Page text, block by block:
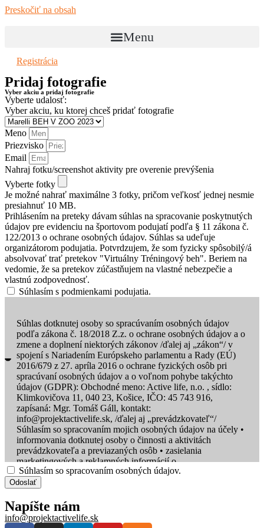
Preskočiť na obsah
Menu
Registrácia
Pridaj fotografie
Vyber akciu a pridaj fotografie
Vyberte udalosť:
Vyber akciu, ku ktorej chceš pridať fotografie
Meno
Priezvisko
Email
Nahraj fotku/screenshot aktivity pre overenie prevýšenia
Vyberte fotky
Je možné nahrať maximálne 3 fotky, pričom veľkosť jednej nesmie
presiahnuť 10 MB.
Prihlásením na preteky dávam súhlas na spracovanie poskytnutých
údajov pre evidenciu na športovom podujatí podľa § 11 zákona č.
122/2013 o ochrane osobných údajov. Súhlas sa udeľuje
organizátorom podujatia. Potvrdzujem, že som fyzicky spôsobilý/á
absolvovať trať pretekov "Virtuálny Tréningový beh". Beriem na
vedomie, že sa pretekov zúčastňujem na vlastné nebezpečie a
vlastnú zodpovednosť.
Súhlasím s podmienkami podujatia.
Súhlas dotknutej osoby so spracúvaním osobných údajov
podľa zákona č. 18/2018 Z.z. o ochrane osobných údajov a o
zmene a doplnení niektorých zákonov /ďalej aj „zákon“/ v
spojení s Nariadením Európskeho parlamentu a Rady (EÚ)
2016/679 z 27. apríla 2016 o ochrane fyzických osôb pri
spracúvaní osobných údajov a o voľnom pohybe takýchto
údajov (GDPR): Obchodné meno: Active life, n.o. , sídlo:
Klimkovičova 11, 040 23, Košice, IČO: 45 743 916,
zapísaná: Mgr. Tomáš Gáll, kontakt:
info@projektactivelife.sk, /ďalej aj „prevádzkovateľ“/
Súhlasím so spracovaním mojich osobných údajov na účely •
informovania dotknutej osoby o činnosti a aktivitách
prevádzkovateľa a previazaných osôb • zasielania
marketingových a reklamných informácií o
prevádzkovateľovi a previazaných osobách • zasielania
ponúk tovarov a služieb prevádzkovateľa a previazaných
ako aj výkonov a hodnotiaceho systému bežcov ako aj Active
life teamu • vyhotovovania obrazového a/alebo obrazovo-
zvukového záznamu počas akcií a činností organizovaných
Súhlasím so spracovaním osobných údajov.
Odoslať
Napíšte nám
info@projektactivelife.sk